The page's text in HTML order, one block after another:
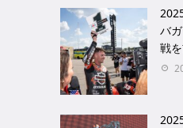
バ
戦